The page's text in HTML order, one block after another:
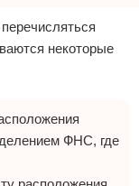
некоторые
ФНС, где